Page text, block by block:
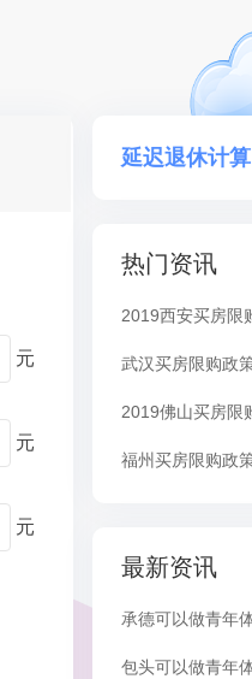
元
元
元
延迟退休计算
热门资讯
2019西安买房限
武汉买房限购政
2019佛山买房限
福州买房限购政
最新资讯
承德可以做青年
包头可以做青年